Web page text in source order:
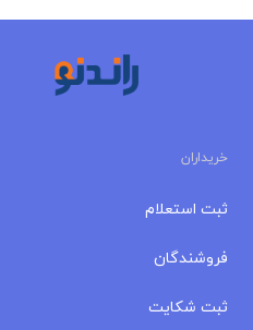
خریداران
ثبت استعلام
فروشندگان
ثبت شکایت